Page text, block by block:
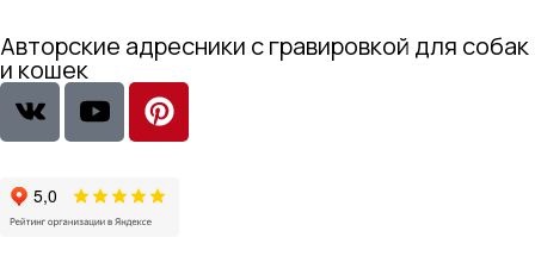
Авторские адресники с гравировкой для собак
и кошек